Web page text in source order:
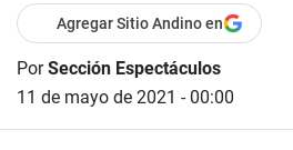
Agregar Sitio Andino en
PorSección Espectáculos
11 de mayo de 2021 - 00:00